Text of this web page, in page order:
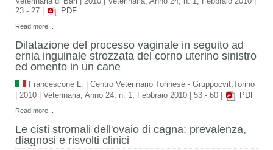
23 - 27
PDF
Read more...
Dilatazione del processo vaginale in seguito ad
ernia inguinale strozzata del corno uterino sinistro
ed omento in un cane
Francescone L.
Centro Veterinario Torinese - Gruppocvit,Torino
2010 Veterinaria, Anno 24, n. 1, Febbraio 2010 53 - 60 PDF
Read more...
Le cisti stromali dell'ovaio di cagna: prevalenza,
diagnosi e risvolti clinici